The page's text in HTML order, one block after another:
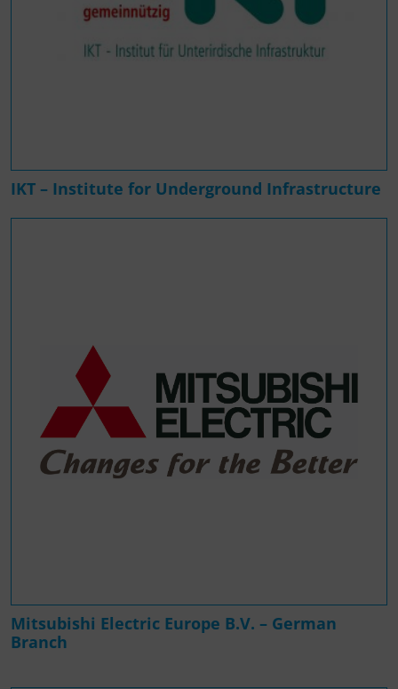
IKT – Institute for Underground Infrastructure
Mitsubishi Electric Europe B.V. – German
Branch